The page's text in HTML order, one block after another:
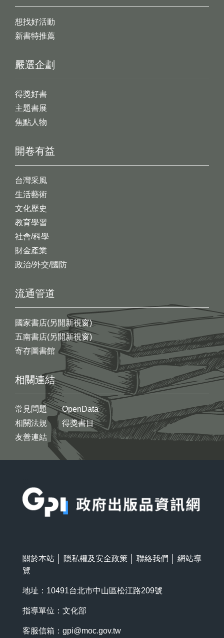
想找好活動
新書特推薦
開卷有益
台灣采風
生活藝術
文化歷史
教育學習
社會/科學
財金產業
政治/外交/國防
嚴選企劃
得獎好書
主題書展
焦點人物
流通管道
國家書店(另開新視窗)
五南書店(另開新視窗)
寄存圖書館
相關連結
常見問題
相關法規
友善連結
OpenData
得獎書目
關於本站 隱私權及安全政策 聯絡我們
網站導
覽
地址：10491台北市中山區松江路209號
指導單位：文化部
客服信箱： gpi@moc.gov.tw